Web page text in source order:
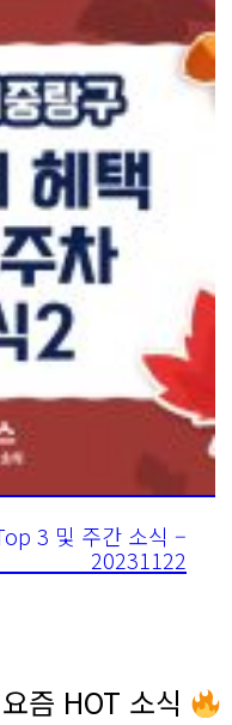
3 및 주간 소식 –
20231122
요즘 HOT 소식